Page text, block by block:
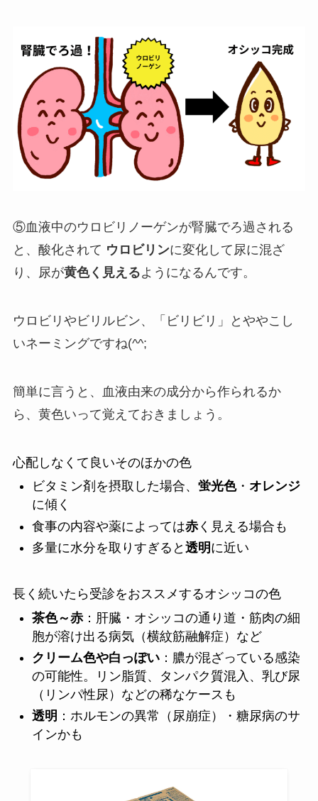
⑤血液中のウロビリノーゲンが腎臓でろ過される
と、酸化されて ウロビリンに変化して尿に混ざ
り、尿が黄色く見えるようになるんです。
ウロビリやビリルビン、「ビリビリ」とややこし
いネーミングですね(^^;
簡単に言うと、血液由来の成分から作られるか
ら、黄色いって覚えておきましょう。
心配しなくて良いそのほかの色
ビタミン剤を摂取した場合、 蛍光色・ オレンジ
に傾く
食事の内容や薬によっては赤く見える場合も
多量に水分を取りすぎると 透明 に近い
長く続いたら受診をおススメするオシッコの色
茶色～赤：肝臓・オシッコの通り道・筋肉の細
胞が溶け出る病気（横紋筋融解症）など
クリーム色や白っぽい：膿が混ざっている感染
の可能性。リン脂質、タンパク質混入、乳び尿
（リンパ性尿）などの稀なケースも
透明 ：ホルモンの異常（尿崩症）・糖尿病のサ
インかも